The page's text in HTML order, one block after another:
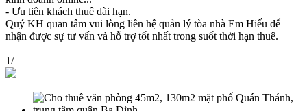
- Ưu tiên khách thuê dài hạn.
Quý KH quan tâm vui lòng liên hệ quản lý tòa nhà Em Hiếu để
nhận được sự tư vấn và hỗ trợ tốt nhất trong suốt thời hạn thuê.
1/